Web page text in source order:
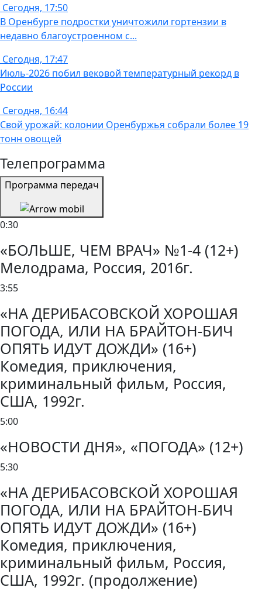
Сегодня, 17:50
В Оренбурге подростки уничтожили гортензии в
недавно благоустроенном с...
Сегодня, 17:47
Июль-2026 побил вековой температурный рекорд в
России
Сегодня, 16:44
Свой урожай: колонии Оренбуржья собрали более 19
тонн овощей
Телепрограмма
Программа передач
0:30
«БОЛЬШЕ, ЧЕМ ВРАЧ» №1-4 (12+)
Мелодрама, Россия, 2016г.
3:55
«НА ДЕРИБАСОВСКОЙ ХОРОШАЯ
ПОГОДА, ИЛИ НА БРАЙТОН-БИЧ
ОПЯТЬ ИДУТ ДОЖДИ» (16+)
Комедия, приключения,
криминальный фильм, Россия,
США, 1992г.
5:00
«НОВОСТИ ДНЯ», «ПОГОДА» (12+)
5:30
«НА ДЕРИБАСОВСКОЙ ХОРОШАЯ
ПОГОДА, ИЛИ НА БРАЙТОН-БИЧ
ОПЯТЬ ИДУТ ДОЖДИ» (16+)
Комедия, приключения,
криминальный фильм, Россия,
США, 1992г. (продолжение)